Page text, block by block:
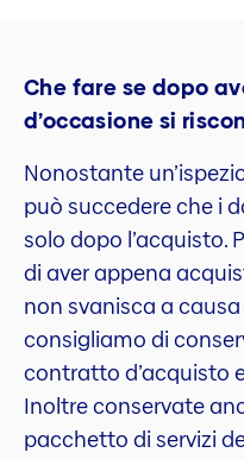
Che fare se dopo
d’occasione si
Nonostante
può succedere che i
solo dopo l’acquisto.
di aver appena
non svanisca a
consigliamo di
contratto d’acquisto
Inoltre conservate
pacchetto di servizi